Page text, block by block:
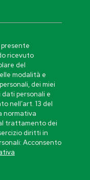
ricevuto
del
modalità e
dei miei
personali e
nell’art. 13 del
normativa
trattamento dei
diritti in
Acconsento